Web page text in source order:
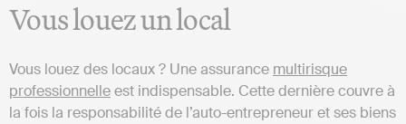
Vous louez un local
Vous louez des locaux ? Une assurance multirisque
professionnelleest indispensable. Cette dernière couvre à
la fois la responsabilité de l’auto-entrepreneur et ses biens